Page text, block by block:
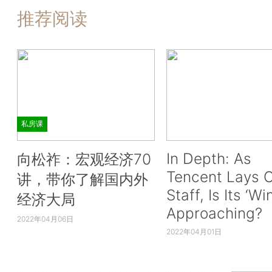
推荐阅读
私房课
向松祚：宏观经济70
讲，带你了解国内外
经济大局
2022年04月06日
In Depth: As
Tencent Lays
Staff, Is Its
Approaching?
2022年04月01日